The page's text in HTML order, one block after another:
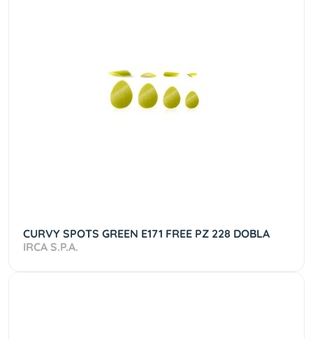
CURVY SPOTS GREEN E171 FREE PZ 228 DOBLA
IRCA S.P.A.